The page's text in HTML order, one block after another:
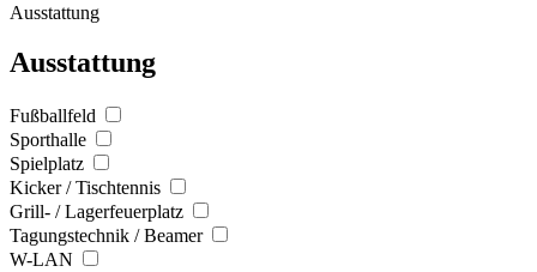
Ausstattung
Ausstattung
Fußballfeld
Sporthalle
Spielplatz
Kicker / Tischtennis
Grill- / Lagerfeuerplatz
Tagungstechnik / Beamer
W-LAN